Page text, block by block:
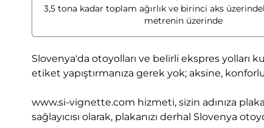
Slovenya'da otoyolları ve belirli ekspres yolları
etiket yapıştırmanıza gerek yok; aksine,
www.si-vignette.com hizmeti, sizin adınıza
sağlayıcısı olarak, plakanızı derhal Slovenya
3,5 tona kadar toplam ağırlık ve birinci aks
metrenin üzerinde